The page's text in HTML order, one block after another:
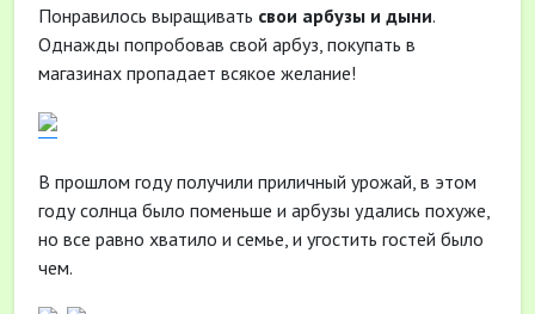
Понравилось выращивать свои арбузы и дыни.
Однажды попробовав свой арбуз, покупать в
магазинах пропадает всякое желание!
В прошлом году получили приличный урожай, в этом
году солнца было поменьше и арбузы удались похуже,
но все равно хватило и семье, и угостить гостей было
чем.